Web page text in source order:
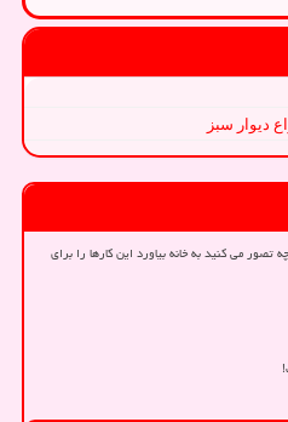
دیوار سبز
تصور می کنید به خانه بیاورد این کارها را برای